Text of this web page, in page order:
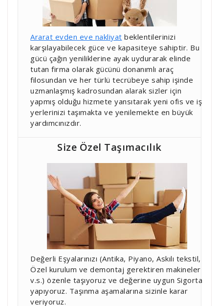
Ararat evden eve nakliyat beklentilerinizi
karşılayabilecek güce ve kapasiteye sahiptir. Bu
gücü çağın yeniliklerine ayak uydurarak elinde
tutan firma olarak gücünü donanımlı araç
filosundan ve her türlü tecrübeye sahip işinde
uzmanlaşmış kadrosundan alarak sizler için
yapmış olduğu hizmete yansıtarak yeni ofis ve iş
yerlerinizi taşımakta ve yenilemekte en büyük
yardımcınızdır.
Size Özel Taşımacılık
Değerli Eşyalarınızı (Antika, Piyano, Askılı tekstil,
Özel kurulum ve demontaj gerektiren makineler
v.s.) özenle taşıyoruz ve değerine uygun Sigorta
yapıyoruz. Taşınma aşamalarına sizinle karar
veriyoruz.